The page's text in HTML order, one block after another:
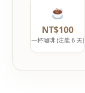
NT$100
一杯咖啡 (注能 6 天)